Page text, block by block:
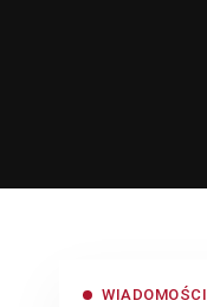
WIADOMOŚCI